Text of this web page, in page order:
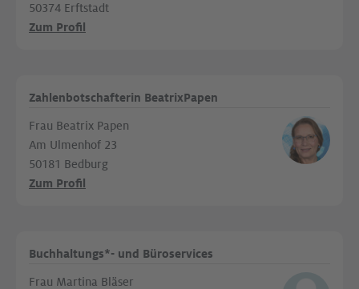
50374 Erftstadt
Zum Profil
Zahlenbotschafterin BeatrixPapen
Frau Beatrix Papen
Am Ulmenhof 23
50181 Bedburg
Zum Profil
Buchhaltungs*- und Büroservices
Frau Martina Bläser